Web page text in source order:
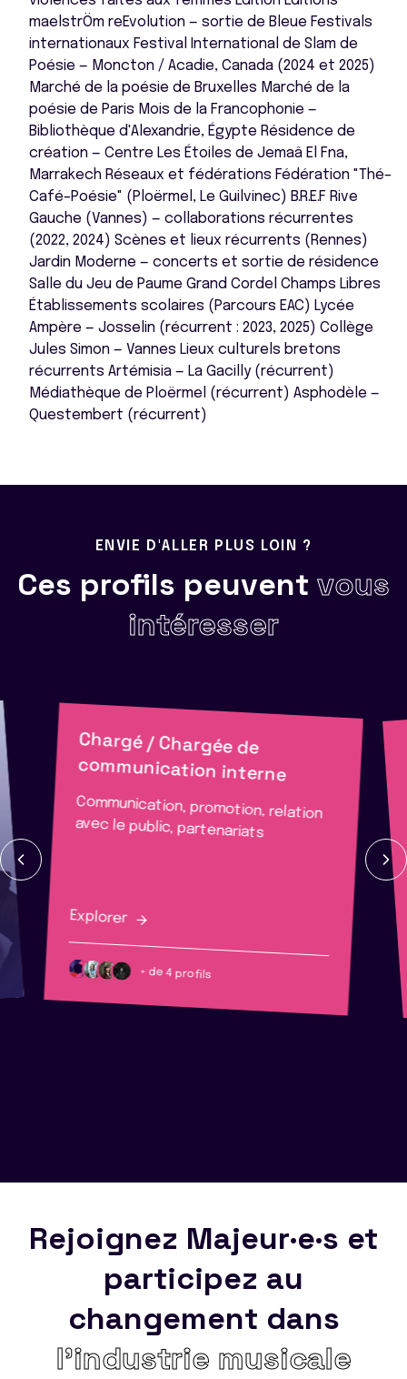
maelstrÖm reEvolution — sortie de Bleue Festivals
internationaux Festival International de Slam de
Poésie — Moncton / Acadie, Canada (2024 et 2025)
Marché de la poésie de Bruxelles Marché de la
poésie de Paris Mois de la Francophonie —
Bibliothèque d'Alexandrie, Égypte Résidence de
création — Centre Les Étoiles de Jemaâ El Fna,
Marrakech Réseaux et fédérations Fédération "Thé–
Café–Poésie" (Ploërmel, Le Guilvinec) B.R.E.F Rive
Gauche (Vannes) — collaborations récurrentes
(2022, 2024) Scènes et lieux récurrents (Rennes)
Jardin Moderne — concerts et sortie de résidence
Salle du Jeu de Paume Grand Cordel Champs Libres
Établissements scolaires (Parcours EAC) Lycée
Ampère — Josselin (récurrent : 2023, 2025) Collège
Jules Simon — Vannes Lieux culturels bretons
récurrents Artémisia — La Gacilly (récurrent)
Médiathèque de Ploërmel (récurrent) Asphodèle —
Questembert (récurrent)
ENVIE D'ALLER PLUS LOIN ?
Ces profils peuvent vous
intéresser
Chargé / Chargée de
communication interne
Communication, promotion, relation
avec le public, partenariats
Explorer
+ de 4 profils
Rejoignez Majeur·e·s et
participez au
changement dans
l’industrie musicale